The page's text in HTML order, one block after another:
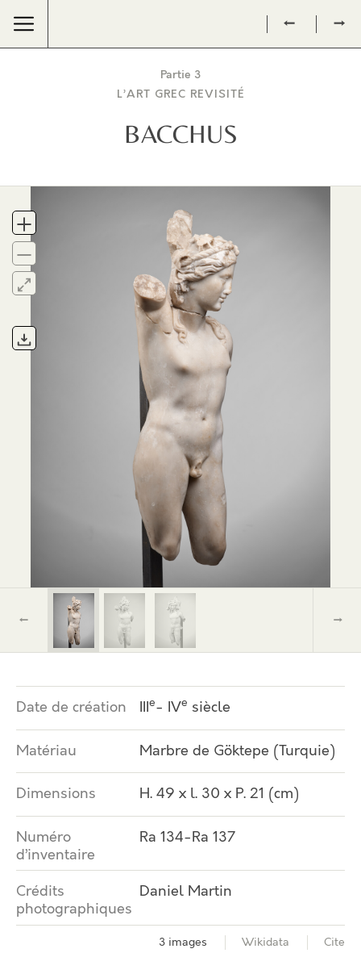
← →
Partie 3
L’ART GREC REVISITÉ
BACCHUS
← →
Date de création IIIe- IVe siècle
Matériau Marbre de Göktepe (Turquie)
Dimensions H. 49 x l. 30 x P. 21 (cm)
Numéro
d’inventaire
Ra 134-Ra 137
Crédits
photographiques
Daniel Martin
3 images Wikidata Cite